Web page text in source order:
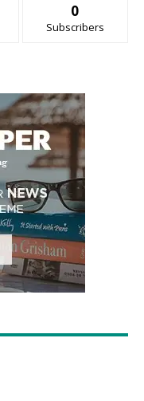
0
Subscribers